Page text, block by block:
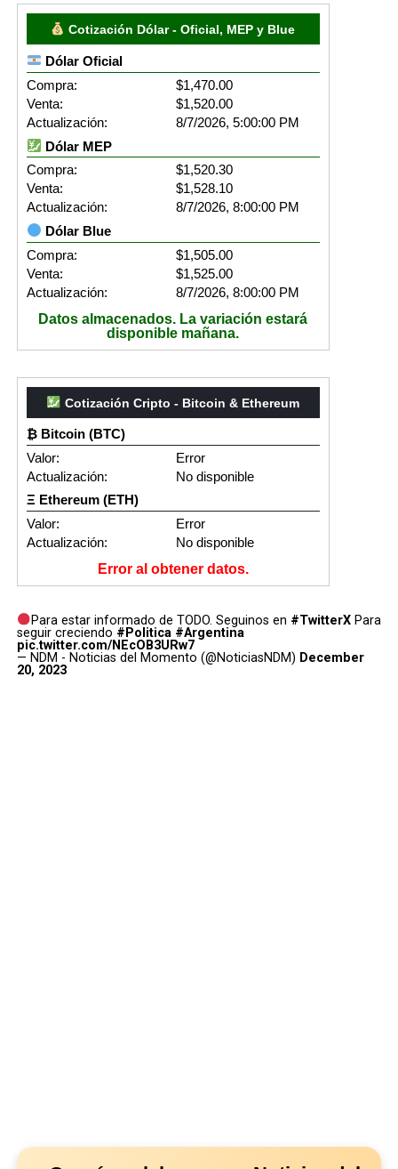
Cotización Dólar - Oficial, MEP y Blue
Dólar Oficial
Compra:
$1,470.00
Venta:
$1,520.00
Actualización:
8/7/2026, 5:00:00 PM
Dólar MEP
Compra:
$1,520.30
Venta:
$1,528.10
Actualización:
8/7/2026, 8:00:00 PM
Dólar Blue
Compra:
$1,505.00
Venta:
$1,525.00
Actualización:
8/7/2026, 8:00:00 PM
Datos almacenados. La variación estará
disponible mañana.
Cotización Cripto - Bitcoin & Ethereum
₿ Bitcoin (BTC)
Valor:
Error
Actualización:
No disponible
Ξ Ethereum (ETH)
Valor:
Error
Actualización:
No disponible
Error al obtener datos.
Para estar informado de TODO. Seguinos en #TwitterX Para
seguir creciendo #Politica #Argentina
pic.twitter.com/NEcOB3URw7
— NDM - Noticias del Momento (@NoticiasNDM) December
20, 2023